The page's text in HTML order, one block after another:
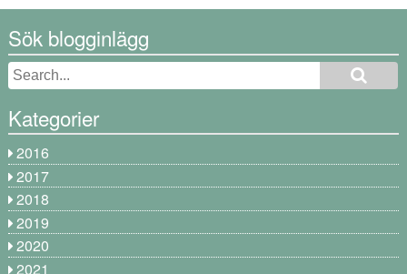
Sök blogginlägg
Kategorier
2016
2017
2018
2019
2020
2021